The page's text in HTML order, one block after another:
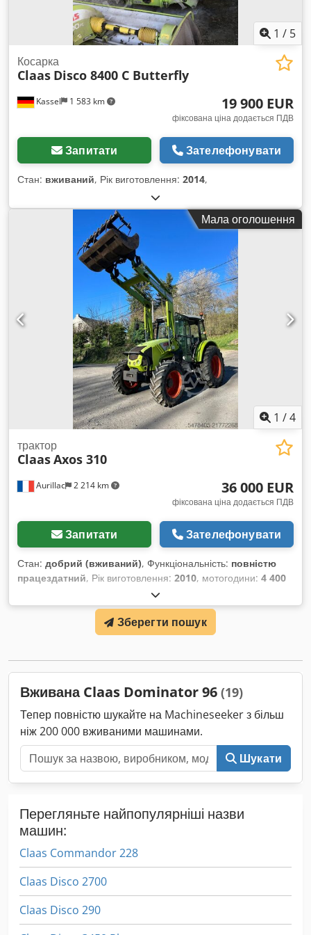
1 / 5
Kassel 1 583 km
Косарка
Claas Disco 8400 C Butterfly
19 900 EUR
фіксована ціна додається ПДВ
Запитати Зателефонувати
Стан: вживаний, Рік виготовлення: 2014,
Мала оголошення
1 /4
Aurillac 2 214 km
трактор
ClaasAxos 310
36 000 EUR
фіксована ціна додається ПДВ
Запитати Зателефонувати
Стан: добрий (вживаний), Функціональність: повністю
працездатний, Рік виготовлення: 2010, мотогодини: 4 400
55,16 кВт (75,00 к.с.)
транспортного засобу:A2204DAA2203584, Обладнання:
, Гідравлічний реверсор, без кондиціонера,
навантажувач FL80 Dedpfx Aaoy Eq Upetekr
Зберегти пошук
Вживана Claas Dominator 96 (19)
Тепер повністю шукайте на Machineseeker з більш
ніж 200 000 вживаними машинами.
Шукати
Перегляньте найпопулярніші назви
машин:
Claas Commandor 228
Claas Disco 2700
Claas Disco 290